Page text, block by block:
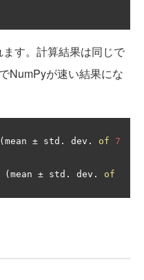
す。計算結果は同じで
NumPyが速い結果にな
( mean ± std . dev . of
7
( mean ± std . dev .
of